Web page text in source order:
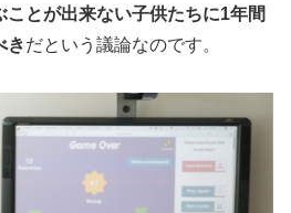
ことが出来ない子供たちに1年間
きだという議論なのです。